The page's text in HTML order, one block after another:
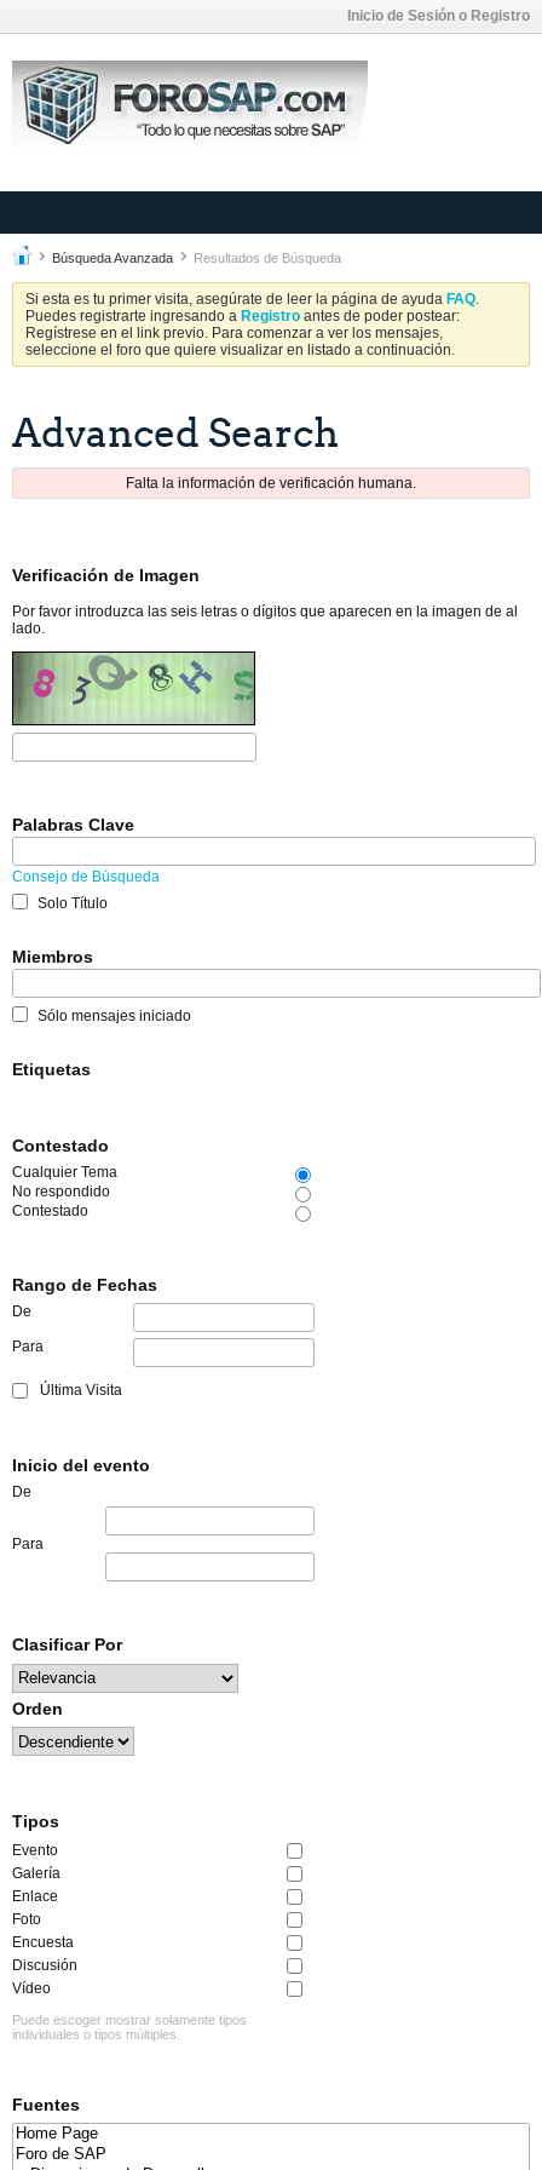
Inicio de Sesión o Registro
Búsqueda Avanzada Resultados de Búsqueda
Si esta es tu primer visita, asegúrate de leer la página de ayuda FAQ.
Puedes registrarte ingresando a Registro antes de poder postear:
Regístrese en el link previo. Para comenzar a ver los mensajes,
seleccione el foro que quiere visualizar en listado a continuación.
Advanced Search
Falta la información de verificación humana.
Verificación de Imagen
Por favor introduzca las seis letras o dígitos que aparecen en la imagen de al
lado.
Palabras Clave
Consejo de Búsqueda
Solo Título
Miembros
Sólo mensajes iniciado
Etiquetas
Contestado
Cualquier Tema
No respondido
Contestado
Rango de Fechas
De
Para
Última Visita
Inicio del evento
De
Para
Clasificar Por
Orden
Tipos
Evento
Galería
Enlace
Foto
Encuesta
Discusión
Vídeo
Puede escoger mostrar solamente tipos
individuales o tipos múltiples.
Fuentes